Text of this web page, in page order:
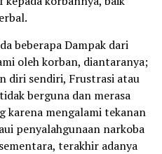
beberapa Dampak dari
oleh korban, diantaranya;
diri sendiri, Frustrasi atau
berguna dan merasa
karena mengalami tekanan
penyalahgunaan narkoba
terakhir adanya